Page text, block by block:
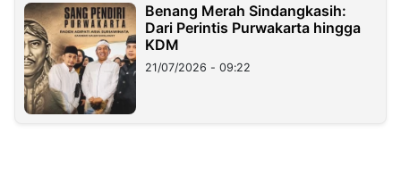
Benang Merah Sindangkasih:
Dari Perintis Purwakarta hingga
KDM
21/07/2026 - 09:22